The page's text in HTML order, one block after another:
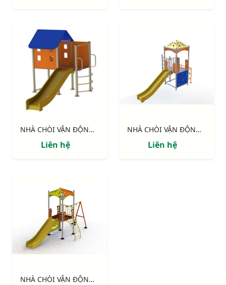
NHÀ CHÒI VẬN ĐỘNG : NHÀ SÀN
Liên hệ
NHÀ CHÒI VẬN ĐỘNG : Thang leo, cầu tuột , vách leo
Liên hệ
NHÀ CHÒI VẬN ĐỘNG : Xích đu,cầu tuột thang leo, vách leo